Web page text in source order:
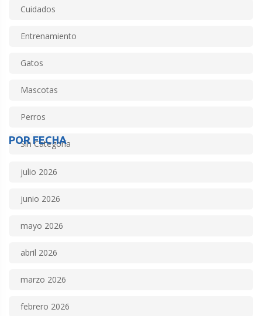
Cuidados
Entrenamiento
Gatos
Mascotas
Perros
Sin Categoría
POR FECHA
julio 2026
junio 2026
mayo 2026
abril 2026
marzo 2026
febrero 2026